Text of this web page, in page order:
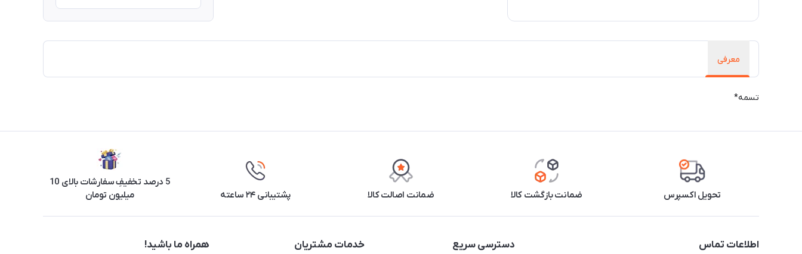
معرفی
تسمه*
تحویل اکسپرس ضمانت بازگشت کالا ضمانت اصالت کالا پشتیبانی ۲۴ ساعته
5 درصد تخفیفِ سفارشات بالای 10
میلیون تومان
اطلاعات تماس دسترسی سریع خدمات مشتریان همراه ما باشید!